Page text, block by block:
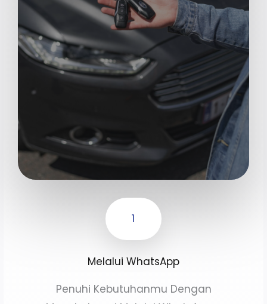
1
Melalui WhatsApp
Penuhi Kebutuhanmu Dengan